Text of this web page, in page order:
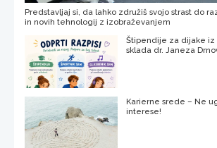
Predstavljaj si, da lahko združiš svojo strast do
in novih tehnologij z izobraževanjem
Štipendije za dijake
sklada dr. Janeza
Karierne srede – Ne
interese!